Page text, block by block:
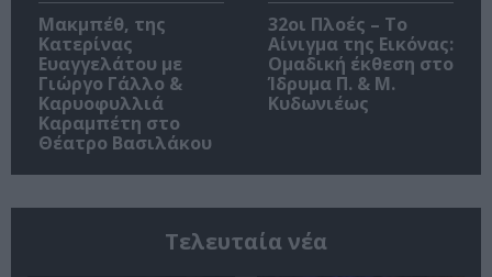
Μακμπέθ, της
Κατερίνας
Ευαγγελάτου με
Γιώργο Γάλλο &
Καρυοφυλλιά
Καραμπέτη στο
Θέατρο Βασιλάκου
32οι Πλοές – Το
Αίνιγμα της Εικόνας:
Ομαδική έκθεση στο
Ίδρυμα Π. & Μ.
Κυδωνιέως
Τελευταία νέα